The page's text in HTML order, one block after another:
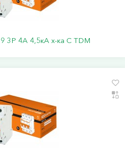
3Р 4А 4,5кА х-ка С TDM